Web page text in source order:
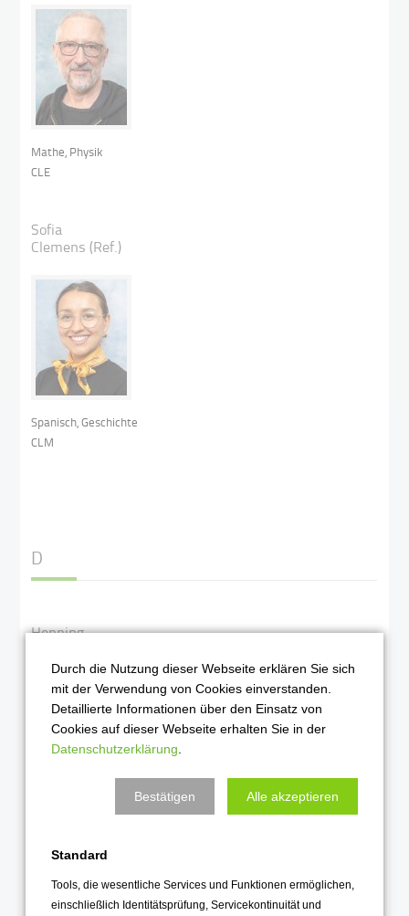
Mathe, Physik
CLE
Sofia
Clemens (Ref.)
Spanisch, Geschichte
CLM
D
Henning
Durch die Nutzung dieser Webseite erklären Sie sich
mit der Verwendung von Cookies einverstanden.
Detaillierte Informationen über den Einsatz von
Cookies auf dieser Webseite erhalten Sie in der
Datenschutzerklärung
Bestätigen Alle akzeptieren
Standard
Tools, die wesentliche Services und Funktionen ermöglichen,
einschließlich Identitätsprüfung, Servicekontinuität und